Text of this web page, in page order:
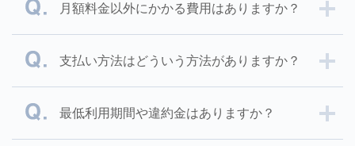
月額料金以外にかかる費用はありますか？
支払い方法はどういう方法がありますか？
最低利用期間や違約金はありますか？